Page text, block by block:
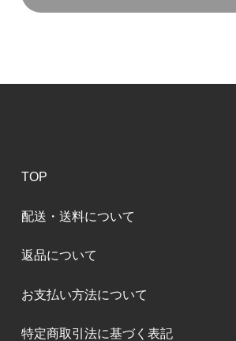
TOP
配送・送料について
返品について
お支払い方法について
特定商取引法に基づく表記